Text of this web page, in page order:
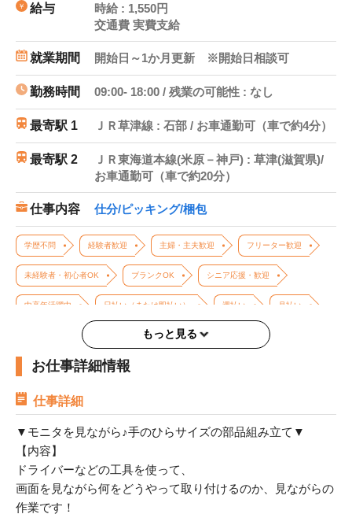
日勤 平日 土日休み 土日祝休み 長期休暇 時給
交通費支給 交通費支給あり 部品 組み立て 組立
工具 もくもく
滋賀 湖南市 湖南 野洲市 野洲駅 近江八幡市 守
山市 守山駅 篠原駅 車 バイク 自転車
給与
時給 : 1,550円
交通費 実費支給
就業期間 開始日～1か月更新 ※開始日相談可
勤務時間 09:00- 18:00 / 残業の可能性 : なし
最寄駅 1 ＪＲ草津線 : 石部 / お車通勤可（車で約4分）
最寄駅 2
ＪＲ東海道本線(米原－神戸) : 草津(滋賀県)/
お車通勤可（車で約20分）
仕事内容 仕分/ピッキング/梱包
学歴不問 経験者歓迎 主婦・主夫歓迎 フリーター歓迎
未経験者・初心者OK ブランクOK シニア応援・歓迎
中高年活躍中 日払い（または即払い） 週払い 月払い
高収入・高時給 週2、3日からOK
週4日以上OK 即日勤務OK
駅チカ・駅ナカ
もっと見る
お仕事詳細情報
仕事詳細
▼モニタを見ながら♪手のひらサイズの部品組み立て▼
【内容】
ドライバーなどの工具を使って、
画面を見ながら何をどうやって取り付けるのか、見ながらの
作業です！